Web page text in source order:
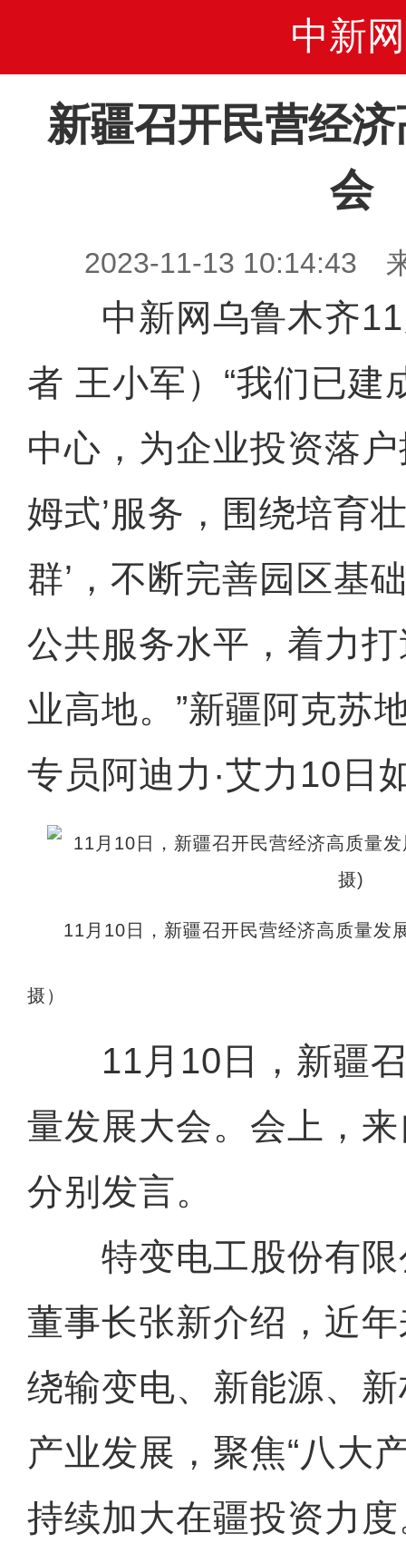
中新网
新疆召开民营经
会
2023-11-13 10:14:43
中新网乌鲁木齐11
者 王小军）“我们已建
中心，为企业投资落
姆式’服务，围绕培育
群’，不断完善园区基
公共服务水平，着力
业高地。”新疆阿克苏
专员阿迪力·艾力10日
11月10日，新疆召开民营经济高质量发
摄）
11月10日，新疆召
量发展大会。会上，
分别发言。
特变电工股份有限
董事长张新介绍，近
绕输变电、新能源、
产业发展，聚焦“八大
持续加大在疆投资力